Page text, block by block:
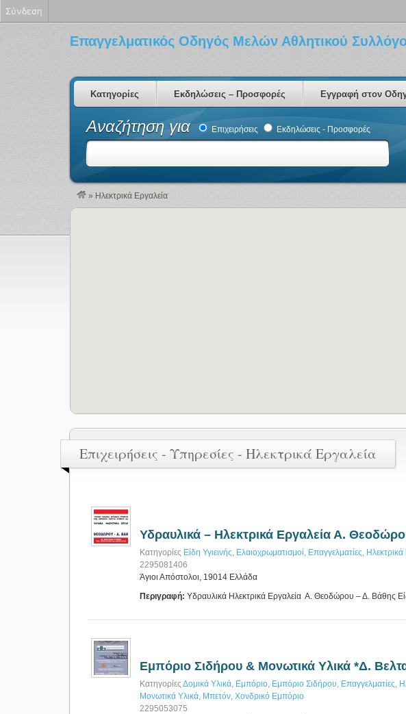
Επαγγελματικός Οδηγός Μελών Αθλητικού
Κατηγορίες Εκδηλώσεις – Προσφορές Εγγραφή στον
Αναζήτηση για Επιχειρήσεις Εκδηλώσεις - Προσφορές
» Ηλεκτρικά Εργαλεία
Επιχειρήσεις - Υπηρεσίες - Ηλεκτρικά Εργαλεία
Υδραυλικά – Ηλεκτρικά Εργαλεία Α.
Κατηγορίες Είδη Υγιεινής, Ελαιοχρωματισμοί, Επαγγελματίες,
2295081406
Άγιοι Απόστολοι, 19014 Ελλάδα
Περιγραφή: Υδραυλικά Ηλεκτρικά Εργαλεία Α. Θεοδώρου – Δ. Βάθης
Εμπόριο Σιδήρου & Μονωτικά Υλικά *Δ.
Κατηγορίες Δομικά Υλικά, Εμπόριο, Εμπόριο Σιδήρου, Επαγγελματίες,
Μονωτικά Υλικά, Μπετόν, Χονδρικό Εμπόριο
2295053075
Σύνδεση